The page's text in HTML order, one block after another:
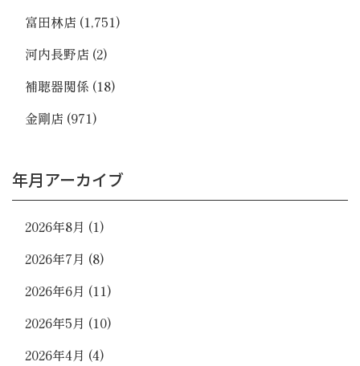
富田林店 (1,751)
河内長野店 (2)
補聴器関係 (18)
金剛店 (971)
年月アーカイブ
2026年8月 (1)
2026年7月 (8)
2026年6月 (11)
2026年5月 (10)
2026年4月 (4)